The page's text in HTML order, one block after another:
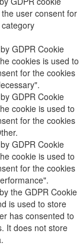
user consent for
GDPR Cookie
cookies is used to
for the cookies
GDPR Cookie
cookie is used to
for the cookies
GDPR Cookie
cookie is used to
for the cookies
the GDPR Cookie
is used to store
has consented to
It does not store